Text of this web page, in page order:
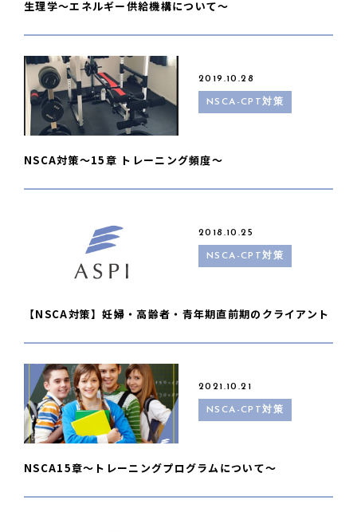
生理学〜エネルギー供給機構について〜
2019.10.28
NSCA-CPT対策
NSCA対策〜15章 トレーニング頻度〜
2018.10.25
NSCA-CPT対策
【NSCA対策】妊婦・高齢者・青年期直前期のクライアント
2021.10.21
NSCA-CPT対策
NSCA15章〜トレーニングプログラムについて〜